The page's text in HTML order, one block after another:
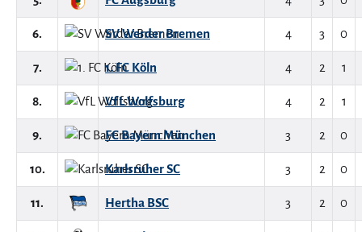
6. SV Werder Bremen 4 3 0
7. 1. FC Köln 4 2 1
8. VfL Wolfsburg 4 2 1
9. FC Bayern München 3 2 0
10. Karlsruher SC 3 2 0
11. Hertha BSC 3 2 0